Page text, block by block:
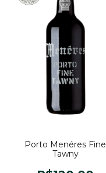
Porto Menéres Fine
Tawny